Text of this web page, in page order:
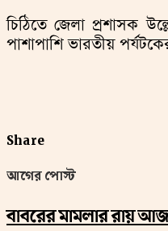
চিঠিতে জেলা প্রশাসক
পাশাপাশি ভারতীয়
Share
আগের পোস্ট
বাবরের মামলার রায়